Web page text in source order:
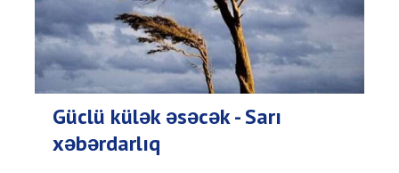
Güclü külək əsəcək - Sarı
xəbərdarlıq